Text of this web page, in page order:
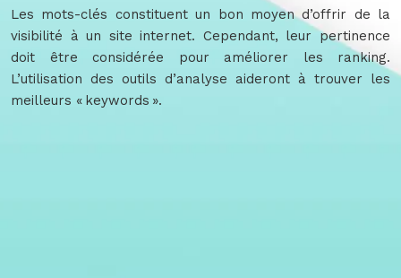
Les mots-clés constituent un bon moyen d’offrir de la
visibilité à un site internet. Cependant, leur pertinence
doit être considérée pour améliorer les ranking.
L’utilisation des outils d’analyse aideront à trouver les
meilleurs « keywords ».